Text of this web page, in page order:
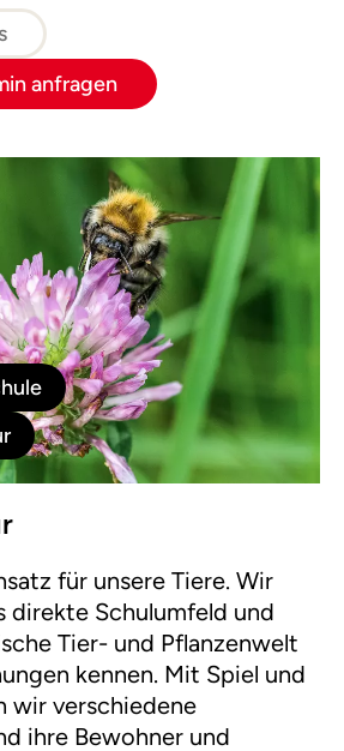
Hause.
anfragen
für unsere Tiere. Wir
direkte Schulumfeld und
Tier- und Pflanzenwelt
kennen. Mit Spiel und
wir verschiedene
ihre Bewohner und